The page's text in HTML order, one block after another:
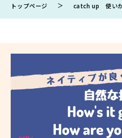
トップページ ＞ catch up 使い